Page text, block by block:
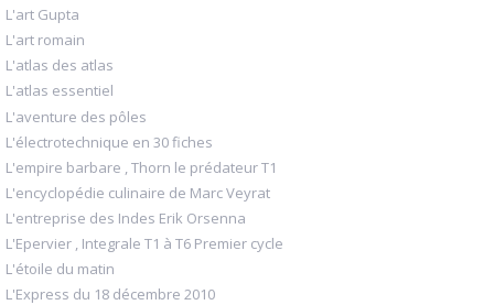
L'art Gupta
L'art romain
L'atlas des atlas
L'atlas essentiel
L'aventure des pôles
L'électrotechnique en 30 fiches
L'empire barbare , Thorn le prédateur T1
L'encyclopédie culinaire de Marc Veyrat
L'entreprise des Indes Erik Orsenna
L'Epervier , Integrale T1 à T6 Premier cycle
L'étoile du matin
L'Express du 18 décembre 2010